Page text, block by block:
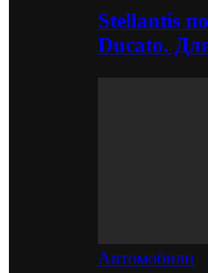
Stellantis
Ducato.
Автомобили